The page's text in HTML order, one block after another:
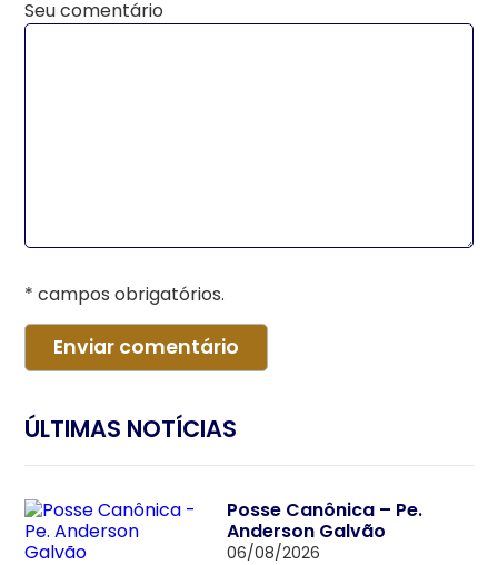
Seu comentário
* campos obrigatórios.
ÚLTIMAS NOTÍCIAS
Posse Canônica – Pe.
Anderson Galvão
06/08/2026